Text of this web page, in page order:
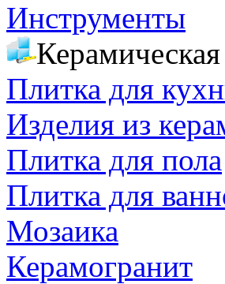
Инструменты
Плитка для
Изделия из
Плитка для пола
Плитка для
Мозаика
Керамогранит